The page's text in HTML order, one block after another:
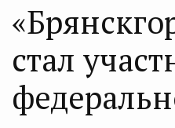
стал